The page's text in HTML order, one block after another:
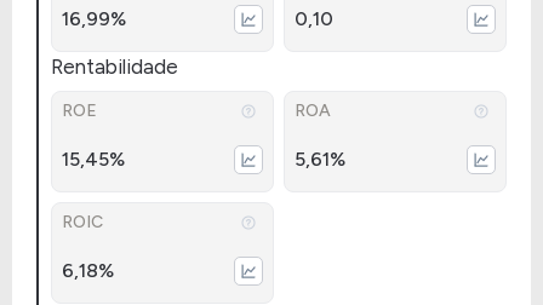
16,99% 0,10
Rentabilidade
ROE
15,45%
ROA
5,61%
ROIC
6,18%